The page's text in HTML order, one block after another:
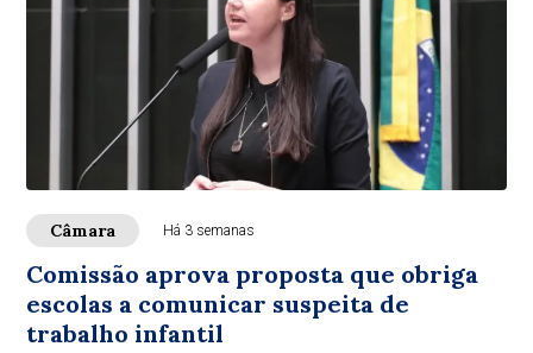
Câmara Há 3 semanas
Comissão aprova proposta que obriga
escolas a comunicar suspeita de
trabalho infantil